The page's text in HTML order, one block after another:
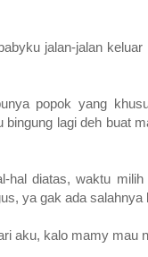
jalan-jalan
popok yang
bingung lagi deh buat
hal diatas, waktu
ya gak ada
aku, kalo mamy mau